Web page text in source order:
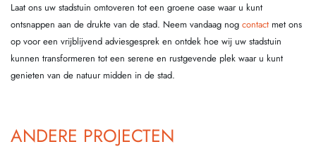
Laat ons uw stadstuin omtoveren tot een groene oase waar u kunt
ontsnappen aan de drukte van de stad. Neem vandaag nog contact met ons
op voor een vrijblijvend adviesgesprek en ontdek hoe wij uw stadstuin
kunnen transformeren tot een serene en rustgevende plek waar u kunt
genieten van de natuur midden in de stad.
ANDERE PROJECTEN